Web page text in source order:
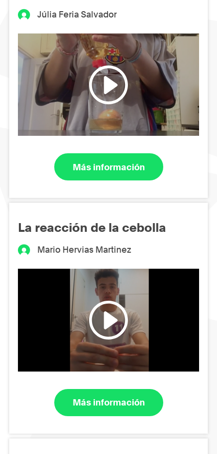
Júlia Feria Salvador
Más información
La reacción de la cebolla
Mario Hervias Martinez
Más información